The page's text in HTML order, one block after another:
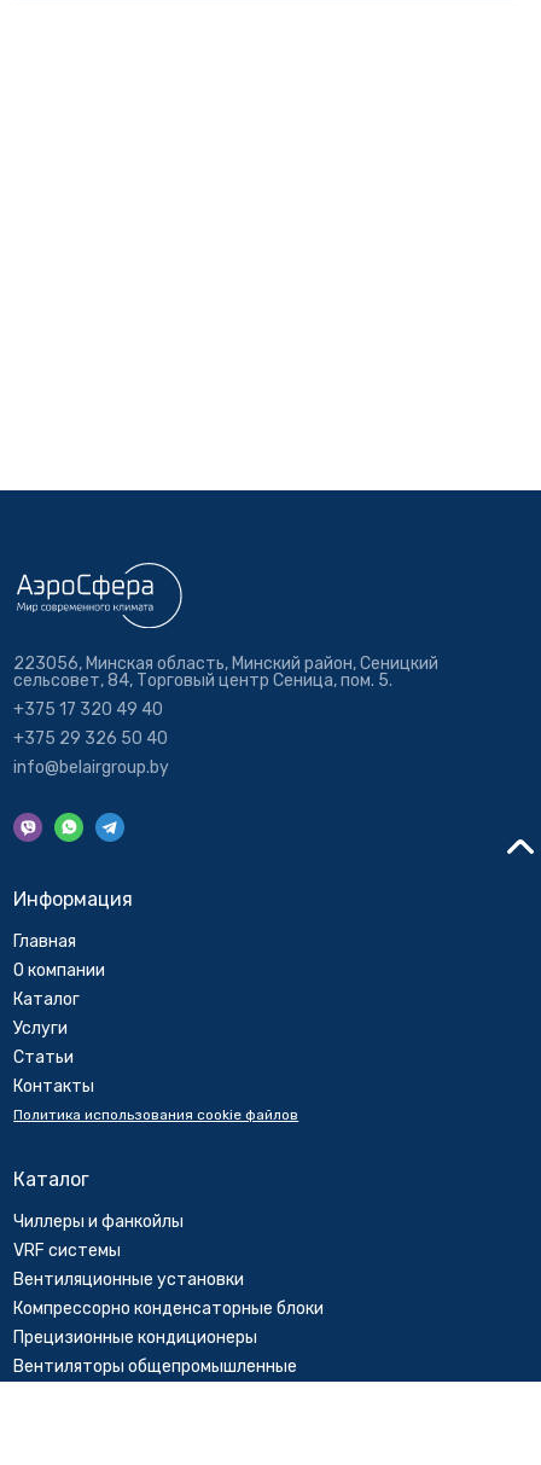
223056, Минская область, Минский район, Сеницкий
сельсовет, 84, Торговый центр Сеница, пом. 5.
+375 17 320 49 40
+375 29 326 50 40
info@belairgroup.by
Информация
Главная
О компании
Каталог
Услуги
Cтатьи
Контакты
Политика использования cookie файлов
Каталог
Чиллеры и фанкойлы
VRF системы
Вентиляционные установки
Компрессорно конденсаторные блоки
Прецизионные кондиционеры
Вентиляторы общепромышленные